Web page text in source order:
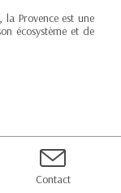
la Provence est une
écosystème et de
Contact